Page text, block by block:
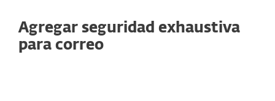
Agregar seguridad exhaustiva
para correo